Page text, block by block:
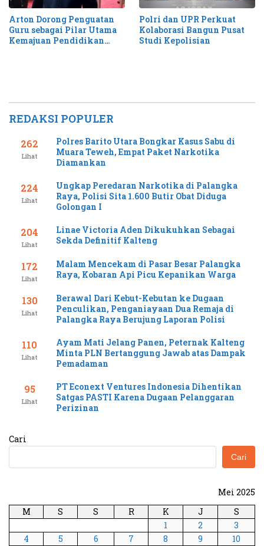
Arton Dorong Penguatan
Guru sebagai Pilar Utama
Kemajuan Pendidikan
Polri dan UPR Perkuat
Kolaborasi Bangun Pusat
Studi Kepolisian
REDAKSI POPULER
262
Lihat
Polres Barito Utara Bongkar Kasus Sabu di
Muara Teweh, Empat Paket Narkotika
Diamankan
224
Lihat
Ungkap Peredaran Narkotika di Palangka
Raya, Polisi Sita 1.600 Butir Obat Diduga
Golongan I
204
Lihat
Linae Victoria Aden Dikukuhkan Sebagai
Sekda Definitif Kalteng
172
Lihat
Malam Mencekam di Pasar Besar Palangka
Raya, Kobaran Api Picu Kepanikan Warga
130
Lihat
Berawal Dari Kebut-Kebutan ke Dugaan
Penculikan, Penganiayaan Dua Remaja di
Palangka Raya Berujung Laporan Polisi
110
Lihat
Ayam Mati Jelang Panen, Peternak Kalteng
Minta PLN Bertanggung Jawab atas Dampak
Pemadaman
95
Lihat
PT Econext Ventures Indonesia Dihentikan
Satgas PASTI Karena Dugaan Pelanggaran
Perizinan
Cari
Cari
Mei 2025
M
S S R K J
S
1
2
3
4
5 6 7 8 9
10